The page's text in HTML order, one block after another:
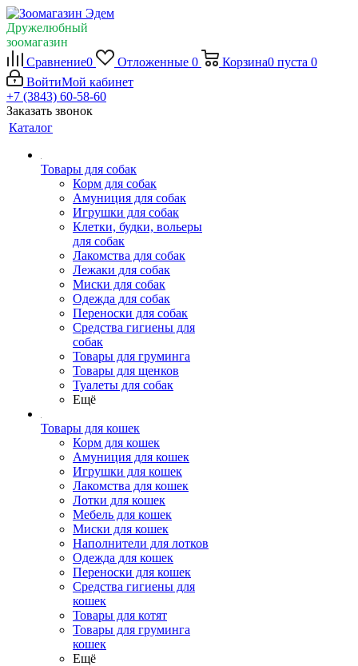
Дружелюбный
зоомагазин
Сравнение0 Отложенные 0 Корзина0 пуста 0
ВойтиМой кабинет
+7 (3843) 60-58-60
Заказать звонок
Каталог
Товары для собак
Корм для собак
Амуниция для собак
Игрушки для собак
Клетки, будки, вольеры
для собак
Лакомства для собак
Лежаки для собак
Миски для собак
Одежда для собак
Переноски для собак
Средства гигиены для
собак
Товары для груминга
Товары для щенков
Туалеты для собак
Ещё
Товары для кошек
Корм для кошек
Амуниция для кошек
Игрушки для кошек
Лакомства для кошек
Лотки для кошек
Мебель для кошек
Миски для кошек
Наполнители для лотков
Одежда для кошек
Переноски для кошек
Средства гигиены для
кошек
Товары для котят
Товары для груминга
кошек
Ещё